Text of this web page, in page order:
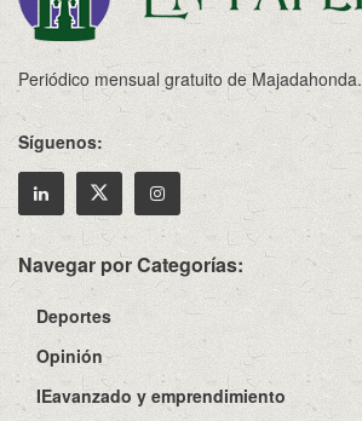
Periódico mensual gratuito de Majadahonda.
Síguenos:
Navegar por Categorías:
Deportes
Opinión
IEavanzado y emprendimiento